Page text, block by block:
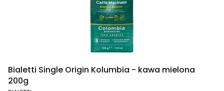
Bialetti Single Origin Kolumbia - kawa mielona
200g